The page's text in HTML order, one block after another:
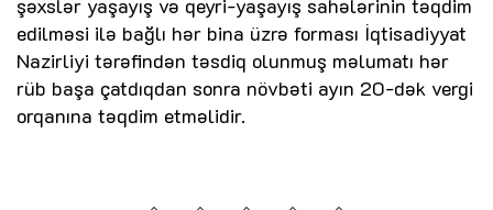
şəxslər yaşayış və qeyri-yaşayış sahələrinin təqdim
edilməsi ilə bağlı hər bina üzrə forması İqtisadiyyat
Nazirliyi tərəfindən təsdiq olunmuş məlumatı hər
rüb başa çatdıqdan sonra növbəti ayın 20-dək vergi
orqanına təqdim etməlidir.